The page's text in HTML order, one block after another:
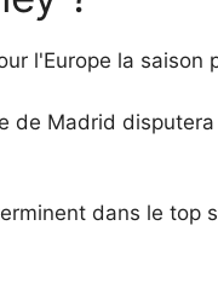
l'Europe la saison
de Madrid
dans le top